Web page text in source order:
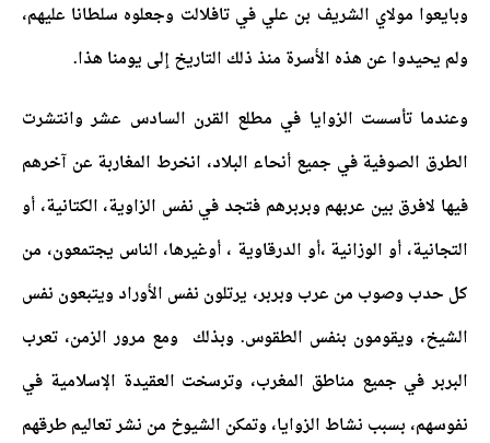
وبايعوا مولاي الشريف بن علي في تافلالت وجعلوه سلطانا عليهم،
ولم يحيدوا عن هذه الأسرة منذ ذلك التاريخ إلى يومنا هذا.
وعندما تأسست الزوايا في مطلع القرن السادس عشر وانتشرت
الطرق الصوفية في جميع أنحاء البلاد، انخرط المغاربة عن آخرهم
فيها لافرق بين عربهم وبربرهم فتجد في نفس الزاوية، الكتانية، أو
التجانية، أو الوزانية ،أو الدرقاوية ، أوغيرها، الناس يجتمعون، من
كل حدب وصوب من عرب وبربر، يرتلون نفس الأوراد ويتبعون نفس
الشيخ، ويقومون بنفس الطقوس. وبذلك ومع مرور الزمن، تعرب
البربر في جميع مناطق المغرب، وترسخت العقيدة الإسلامية في
نفوسهم، بسبب نشاط الزوايا، وتمكن الشيوخ من نشر تعاليم طرقهم